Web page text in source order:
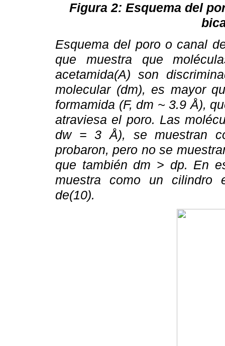
Figura 2: Esquema del
Esquema del poro o canal
que muestra que
acetamida(A) son
molecular (dm), es mayor
formamida (F, dm ~ 3.9 Å),
atraviesa el poro. Las
dw = 3 Å), se muestran
probaron, pero no se
que también dm > dp. En
muestra como un cilindro
de(10).